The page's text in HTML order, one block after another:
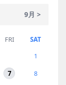
9月 >
FRI
SAT
1
7 8